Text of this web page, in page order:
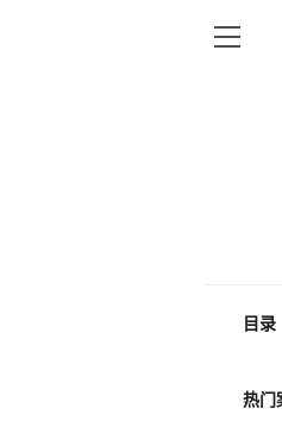
目录
热门